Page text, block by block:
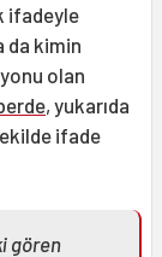
ifadeyle
da kimin
olan
, yukarıda
ifade
gören